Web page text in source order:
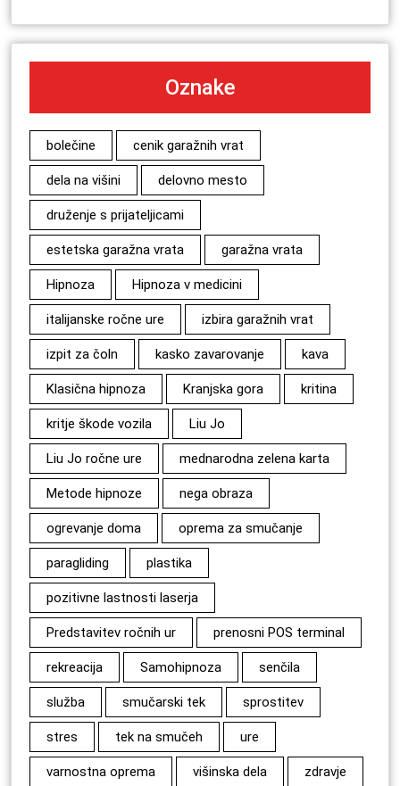
Oznake
bolečine cenik garažnih vrat
dela na višini delovno mesto
druženje s prijateljicami
estetska garažna vrata garažna vrata
Hipnoza Hipnoza v medicini
italijanske ročne ure izbira garažnih vrat
izpit za čoln kasko zavarovanje kava
Klasična hipnoza Kranjska gora kritina
kritje škode vozila Liu Jo
Liu Jo ročne ure mednarodna zelena karta
Metode hipnoze nega obraza
ogrevanje doma oprema za smučanje
paragliding plastika
pozitivne lastnosti laserja
Predstavitev ročnih ur prenosni POS terminal
rekreacija Samohipnoza senčila
služba smučarski tek sprostitev
stres tek na smučeh ure
varnostna oprema višinska dela zdravje